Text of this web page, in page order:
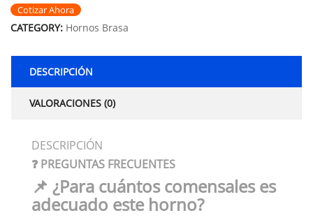
Cotizar Ahora
CATEGORY: Hornos Brasa
DESCRIPCIÓN
VALORACIONES (0)
DESCRIPCIÓN
❓ PREGUNTAS FRECUENTES
📌 ¿Para cuántos comensales es
adecuado este horno?